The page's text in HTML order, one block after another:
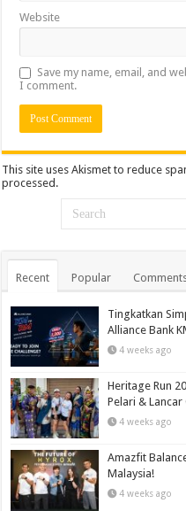
Website
Save my name, email, and
I comment.
This site uses Akismet to reduce
processed.
Recent Popular
Tingkatkan
Alliance Bank
4 weeks ago
Heritage Run
Pelari & Lancar
4 weeks ago
Amazfit
Malaysia!
4 weeks ago